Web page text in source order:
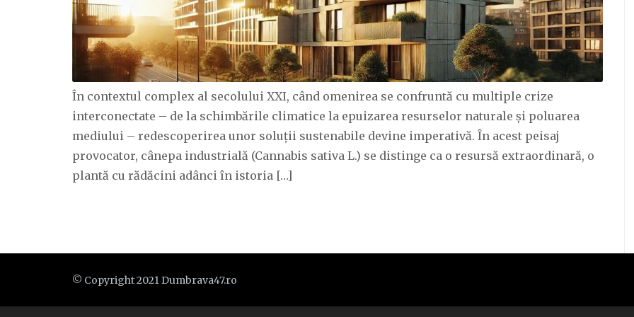
În contextul complex al secolului XXI, când omenirea se confruntă cu multiple crize
interconectate – de la schimbările climatice la epuizarea resurselor naturale și poluarea
mediului – redescoperirea unor soluții sustenabile devine imperativă. În acest peisaj
provocator, cânepa industrială (Cannabis sativa L.) se distinge ca o resursă extraordinară, o
plantă cu rădăcini adânci în istoria […]
© Copyright 2021 Dumbrava47.ro